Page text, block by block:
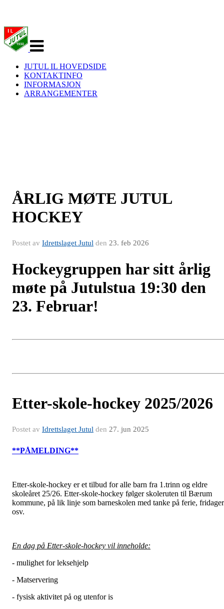
navigasjon
JUTUL IL HOVEDSIDE
KONTAKTINFO
INFORMASJON
ARRANGEMENTER
ÅRLIG MØTE JUTUL
HOCKEY
Postet av Idrettslaget Jutul den 23. feb 2026
Hockeygruppen har sitt årlig
møte på Jutulstua 19:30 den
23. Februar!
Etter-skole-hockey 2025/2026
Postet av Idrettslaget Jutul den 27. jun 2025
**PÅMELDING**
Etter-skole-hockey er et tilbud for alle barn fra 1.trinn og eldre
skoleåret 25/26. Etter-skole-hockey følger skoleruten til Bærum
kommune, på lik linje som barneskolen med tanke på ferie, fridager
osv.
En dag på Etter-skole-hockey vil inneholde:
- mulighet for leksehjelp
- Matservering
- fysisk aktivitet på og utenfor is